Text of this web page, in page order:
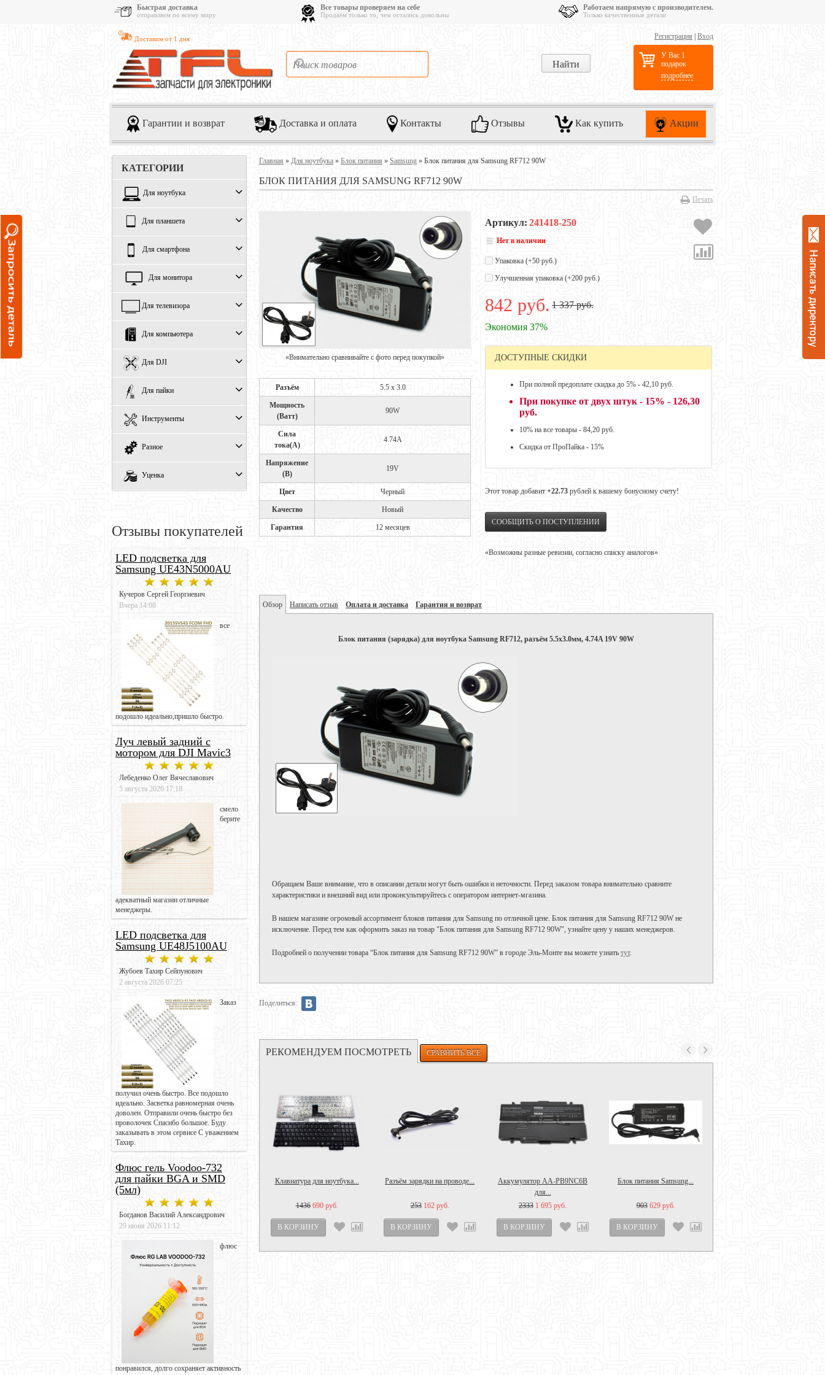
Быстрая доставка
отправляем по всему миру
Все товары проверяем на себе
Продаём только то, чем остались довольны
Работаем напрямую с производителем.
Только качественные детали
Доставим от 1 дня Регистрация Вход
У Вас 1
подарок
подробнее
Гарантии и возврат Доставка и оплата Контакты Отзывы Как купить Акции
КАТЕГОРИИ
Для ноутбука
Для планшета
Для смартфона
Для монитора
Для телевизора
Для компьютера
Для DJI
Для пайки
Инструменты
Разное
Уценка
Отзывы покупателей
LED подсветка для
Samsung UE43N5000AU
Кучеров Сергей Георгиевич
Вчера 14:08
все
подошло идеально,пришло быстро.
Луч левый задний с
мотором для DJI Mavic3
Лебеденко Олег Вячеславович
5 августа 2026 17:18
смело
берите
адекватный магазин отличные
менеджеры.
LED подсветка для
Samsung UE48J5100AU
Жубоев Тахир Сейпунович
2 августа 2026 07:25
Заказ
получил очень быстро. Все подошло
идеально. Засветка равномерная очень
доволен. Отправили очень быстро без
проволочек Спасибо большое. Буду
заказывать в этом сервисе С уважением
Тахир.
Флюс гель Voodoo-732
для пайки BGA и SMD
(5мл)
Богданов Василий Александрович
29 июня 2026 11:12
флюс
понравился, долго сохраняет активность
Главная » Для ноутбука » Блок питания » Samsung » Блок питания для Samsung RF712 90W
БЛОК ПИТАНИЯ ДЛЯ SAMSUNG RF712 90W
Печать
«Внимательно сравнивайте с фото перед покупкой»
Разъём 5.5 x 3.0
Мощность
(Ватт)
90W
Сила
тока(А)
4.74A
Напряжение
(В)
19V
Цвет Черный
Качество Новый
Гарантия 12 месяцев
Артикул: 241418-250
Нет в наличии
Упаковка (+50 руб.)
Улучшенная упаковка (+200 руб.)
842 руб. 1 337 руб.
Экономия 37%
ДОСТУПНЫЕ СКИДКИ
При полной предоплате скидка до 5% - 42,10 руб.
При покупке от двух штук - 15% - 126,30
руб.
10% на все товары - 84,20 руб.
Скидка от ПроПайка - 15%
Этот товар добавит +22.73 рублей к вашему бонусному счету!
СООБЩИТЬ О ПОСТУПЛЕНИИ
«Возможны разные ревизии, согласно списку аналогов»
Обзор Написать отзыв Оплата и доставка Гарантия и возврат
Блок питания (зарядка) для ноутбука Samsung RF712, разъём 5.5x3.0мм, 4.74A 19V 90W
Обращаем Ваше внимание, что в описании детали могут быть ошибки и неточности. Перед заказом товара внимательно сравните
характеристики и внешний вид или проконсультируйтесь с оператором интернет-мгазина.
В нашем магазине огромный ассортимент блоков питания для Samsung по отличной цене. Блок питания для Samsung RF712 90W не
исключение. Перед тем как оформить заказ на товар "Блок питания для Samsung RF712 90W", узнайте цену у наших менеджеров.
Подробней о получении товара “Блок питания для Samsung RF712 90W” в городе Эль-Монте вы можете узнать тут.
Поделиться:
РЕКОМЕНДУЕМ ПОСМОТРЕТЬ
Клавиатура для ноутбука...
1436 690 руб.
Разъём зарядки на проводе...
253 162 руб.
Аккумулятор AA-PB9NC6B
для...
2333 1 695 руб.
Блок питания Samsung...
903 629 руб.